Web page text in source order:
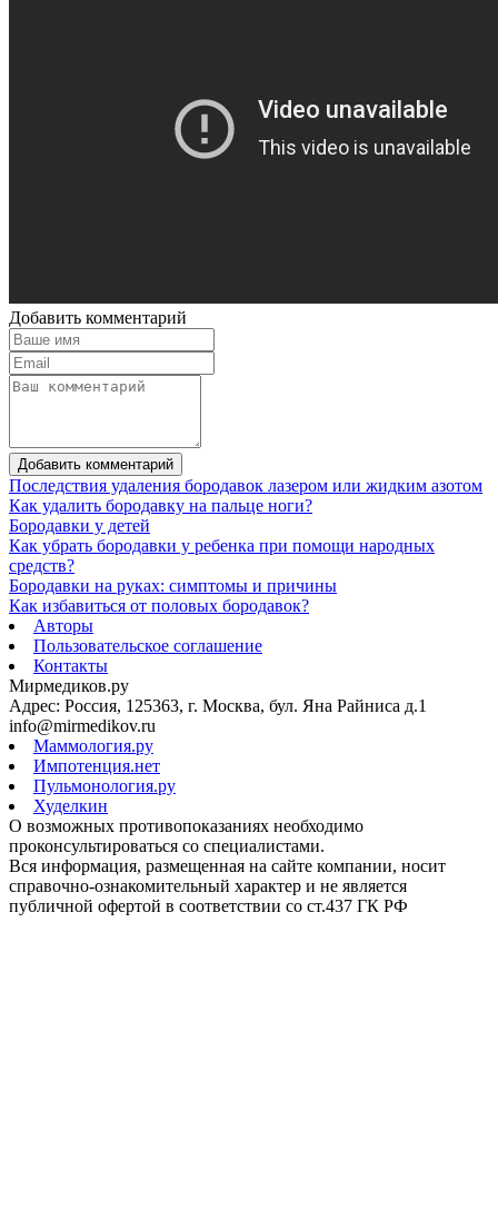
Добавить комментарий
Добавить комментарий
Последствия удаления бородавок лазером или жидким азотом
Как удалить бородавку на пальце ноги?
Бородавки у детей
Как убрать бородавки у ребенка при помощи народных
средств?
Бородавки на руках: симптомы и причины
Как избавиться от половых бородавок?
Авторы
Пользовательское соглашение
Контакты
Мирмедиков.ру
Адрес: Россия, 125363, г. Москва, бул. Яна Райниса д.1
info@mirmedikov.ru
Маммология.ру
Импотенция.нет
Пульмонология.ру
Худелкин
О возможных противопоказаниях необходимо
проконсультироваться со специалистами.
Вся информация, размещенная на сайте компании, носит
справочно-ознакомительный характер и не является
публичной офертой в соответствии со ст.437 ГК РФ